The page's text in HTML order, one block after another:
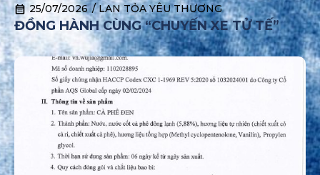
25/07/2026 / LAN TỎA YÊU THƯƠNG
ĐỒNG HÀNH CÙNG “CHUYẾN XE TỬ TẾ”